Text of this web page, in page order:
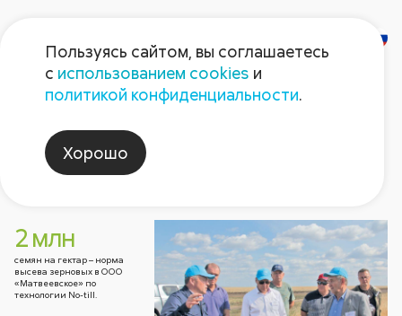
Газета
Номер газеты
2026 2025 2024
Герой номера Август non-stop
2026 2025 2024
2 млн
семян на гектар – норма
высева зерновых в ООО
«Матвеевское» по
технологии No-till.
Пользуясь сайтом, вы соглашаетесь
с использованием cookies и
политикой конфиденциальности.
Хорошо